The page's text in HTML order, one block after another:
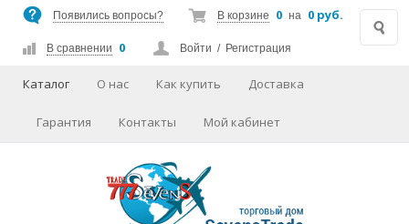
Появились вопросы? В корзине 0 на 0 руб.
В сравнении 0 Войти / Регистрация
Каталог О нас Как купить Доставка
Гарантия Контакты Мой кабинет